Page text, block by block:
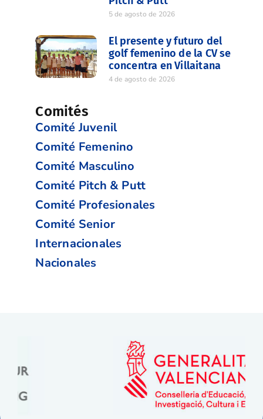
5 de agosto de 2026
El presente y futuro del
golf femenino de la CV se
concentra en Villaitana
4 de agosto de 2026
Comités
Comité Juvenil
Comité Femenino
Comité Masculino
Comité Pitch & Putt
Comité Profesionales
Comité Senior
Internacionales
Nacionales